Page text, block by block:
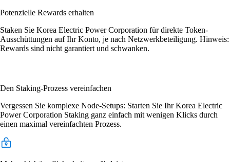
Potenzielle Rewards erhalten
Staken Sie Korea Electric Power Corporation für direkte Token-
Ausschüttungen auf Ihr Konto, je nach Netzwerkbeteiligung. Hinweis:
Rewards sind nicht garantiert und schwanken.
Den Staking-Prozess vereinfachen
Vergessen Sie komplexe Node-Setups: Starten Sie Ihr Korea Electric
Power Corporation Staking ganz einfach mit wenigen Klicks durch
einen maximal vereinfachten Prozess.